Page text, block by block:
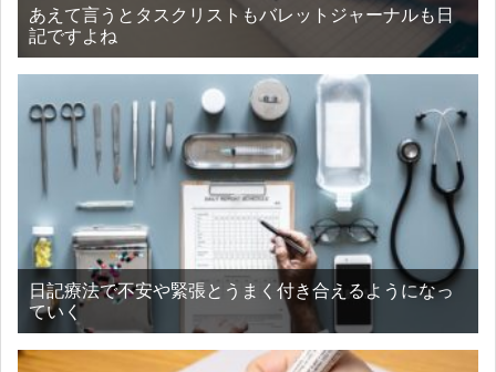
あえて言うとタスクリストもバレットジャーナルも日
記ですよね
日記療法で不安や緊張とうまく付き合えるようになっ
ていく